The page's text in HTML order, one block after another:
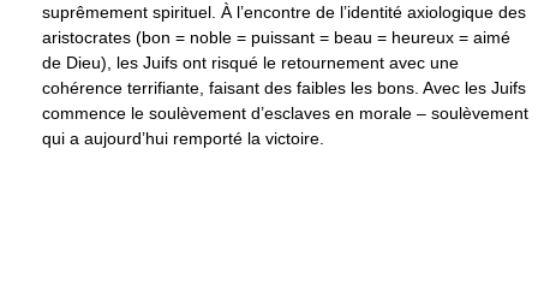
suprêmement spirituel. À l’encontre de l’identité axiologique des
aristocrates (bon = noble = puissant = beau = heureux = aimé
de Dieu), les Juifs ont risqué le retournement avec une
cohérence terrifiante, faisant des faibles les bons. Avec les Juifs
commence le soulèvement d’esclaves en morale – soulèvement
qui a aujourd’hui remporté la victoire.